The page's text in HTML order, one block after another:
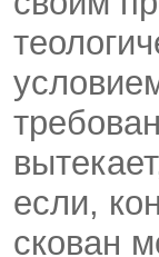
если,
скован